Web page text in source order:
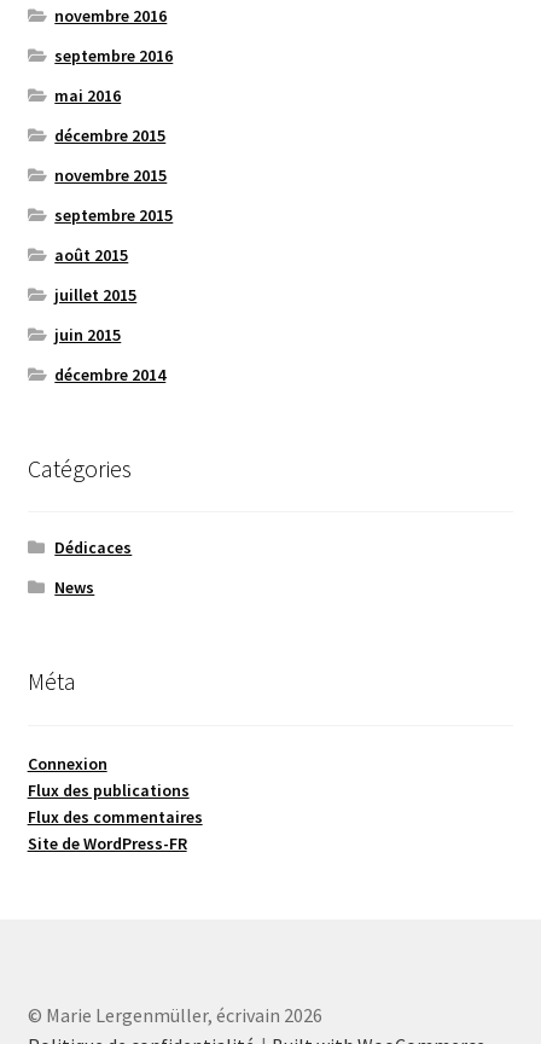
novembre 2016
septembre 2016
mai 2016
décembre 2015
novembre 2015
septembre 2015
août 2015
juillet 2015
juin 2015
décembre 2014
Catégories
Dédicaces
News
Méta
Connexion
Flux des publications
Flux des commentaires
Site de WordPress-FR
© Marie Lergenmüller, écrivain 2026